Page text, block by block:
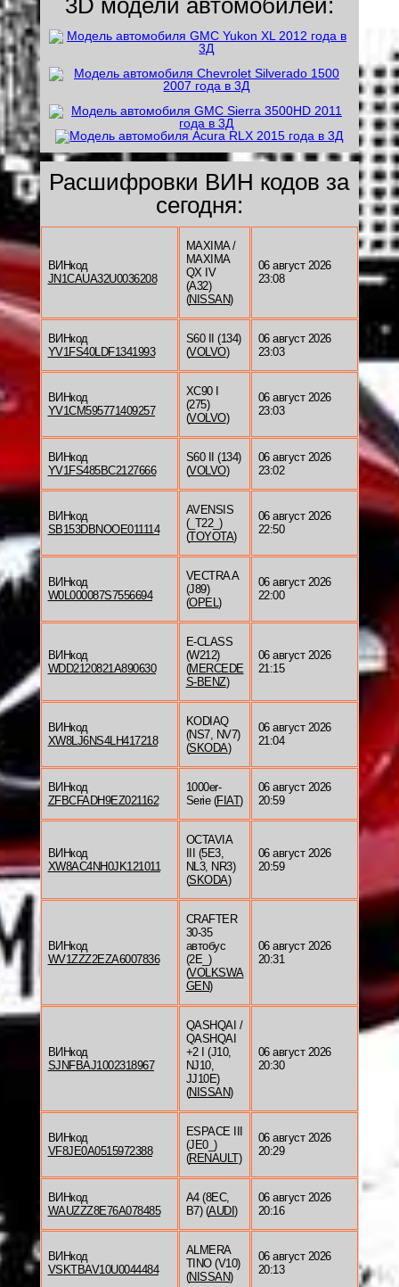
3D модели автомобилей:
Расшифровки ВИН кодов за
сегодня:
ВИНкод
JN1CAUA32U0036208
MAXIMA /
MAXIMA
QX IV
(A32)
(NISSAN)
06 август 2026
23:08
ВИНкод
YV1FS40LDF1341993
S60 II (134)
(VOLVO)
06 август 2026
23:03
ВИНкод
YV1CM595771409257
XC90 I
(275)
(VOLVO)
06 август 2026
23:03
ВИНкод
YV1FS485BC2127666
S60 II (134)
(VOLVO)
06 август 2026
23:02
ВИНкод
SB153DBNOOE011114
AVENSIS
(_T22_)
(TOYOTA)
06 август 2026
22:50
ВИНкод
W0L000087S7556694
VECTRA A
(J89)
(OPEL)
06 август 2026
22:00
ВИНкод
WDD2120821A890630
E-CLASS
(W212)
(MERCEDE
S-BENZ)
06 август 2026
21:15
ВИНкод
XW8LJ6NS4LH417218
KODIAQ
(NS7, NV7)
(SKODA)
06 август 2026
21:04
ВИНкод
ZFBCFADH9EZ021162
1000er-
Serie (FIAT)
06 август 2026
20:59
ВИНкод
XW8AC4NH0JK121011
OCTAVIA
III (5E3,
NL3, NR3)
(SKODA)
06 август 2026
20:59
ВИНкод
WV1ZZZ2EZA6007836
CRAFTER
30-35
автобус
(2E_)
(VOLKSWA
GEN)
06 август 2026
20:31
ВИНкод
SJNFBAJ1002318967
QASHQAI /
QASHQAI
+2 I (J10,
NJ10,
JJ10E)
(NISSAN)
06 август 2026
20:30
ВИНкод
VF8JE0A0515972388
ESPACE III
(JE0_)
(RENAULT)
06 август 2026
20:29
ВИНкод
WAUZZZ8E76A078485
A4 (8EC,
B7) (AUDI )
06 август 2026
20:16
ВИНкод
VSKTBAV10U0044484
ALMERA
TINO (V10)
(NISSAN)
06 август 2026
20:13